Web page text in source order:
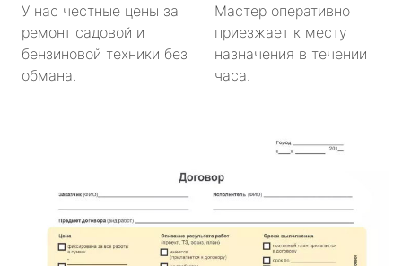
У нас честные цены за
ремонт садовой и
бензиновой техники без
обмана.
Мастер оперативно
приезжает к месту
назначения в течении
часа.